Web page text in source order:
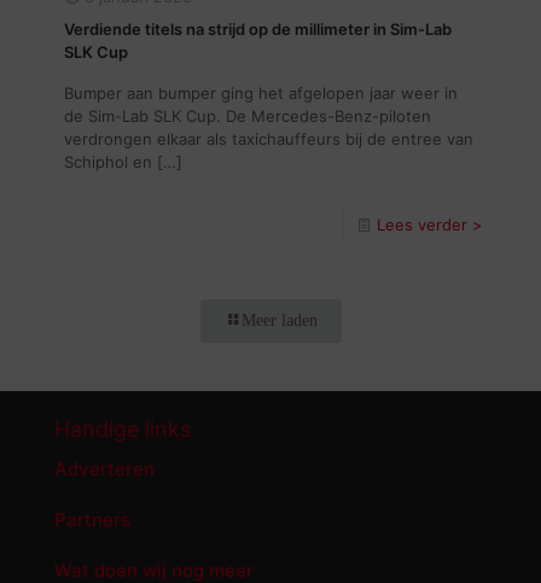
Verdiende titels na strijd op de millimeter in Sim-Lab
SLK Cup
Bumper aan bumper ging het afgelopen jaar weer in
de Sim-Lab SLK Cup. De Mercedes-Benz-piloten
verdrongen elkaar als taxichauffeurs bij de entree van
Schiphol en […]
Lees verder >
Meer laden
Handige links
Adverteren
Partners
Wat doen wij nog meer